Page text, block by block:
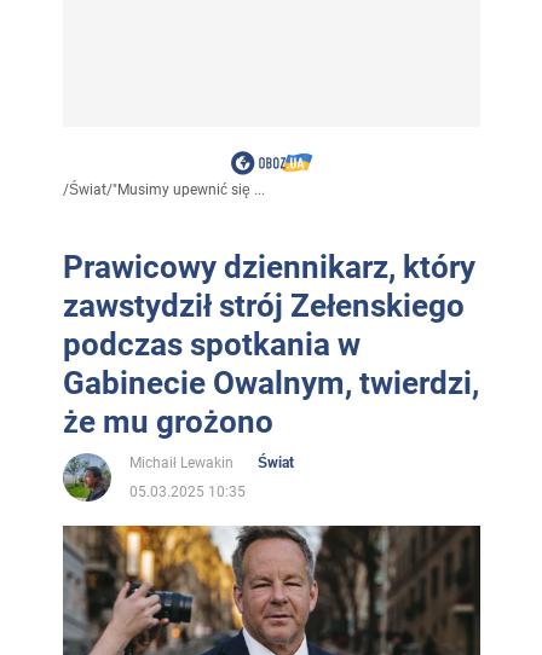
/Świat/"Musimy upewnić się ...
Prawicowy dziennikarz, który
zawstydził strój Zełenskiego
podczas spotkania w
Gabinecie Owalnym, twierdzi,
że mu grożono
Michaił Lewakin
Świat
05.03.2025 10:35